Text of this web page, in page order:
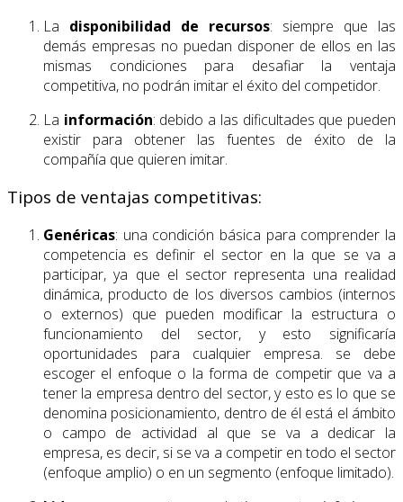
La disponibilidad de recursos: siempre que las
demás empresas no puedan disponer de ellos en las
mismas condiciones para desafiar la ventaja
competitiva, no podrán imitar el éxito del competidor.
La información: debido a las dificultades que pueden
existir para obtener las fuentes de éxito de la
compañía que quieren imitar.
Tipos de ventajas competitivas:
Genéricas: una condición básica para comprender la
competencia es definir el sector en la que se va a
participar, ya que el sector representa una realidad
dinámica, producto de los diversos cambios (internos
o externos) que pueden modificar la estructura o
funcionamiento del sector, y esto significaría
oportunidades para cualquier empresa. se debe
escoger el enfoque o la forma de competir que va a
tener la empresa dentro del sector, y esto es lo que se
denomina posicionamiento, dentro de él está el ámbito
o campo de actividad al que se va a dedicar la
empresa, es decir, si se va a competir en todo el sector
(enfoque amplio) o en un segmento (enfoque limitado).